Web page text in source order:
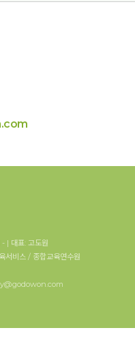
| 대표: 고도원
서비스 / 종합교육연수원